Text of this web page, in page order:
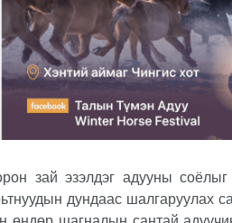
зай эзэлдэг адууны соёлыг
дундаас шалгаруулах